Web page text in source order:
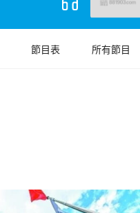
節目表 所有節目